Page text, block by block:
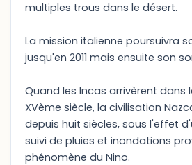
multiples trous dans le désert.
La mission italienne poursuivra
jusqu'en 2011 mais ensuite son
Quand les Incas arrivèrent dans
XVème siècle, la civilisation
depuis huit siècles, sous l'effet
suivi de pluies et inondations
phénomène du Nino.